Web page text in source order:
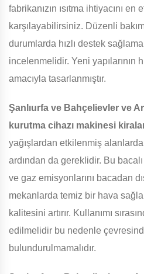
fabrikanızın ısıtma ihtiyacını en
karşılayabilirsiniz. Düzenli
durumlarda hızlı destek
incelenmelidir. Yeni yapılarının
amacıyla tasarlanmıştır.
Şanlıurfa ve Bahçelievler ve
kurutma cihazı makinesi
yağışlardan etkilenmiş alanlarda
ardından da gereklidir. Bu
ve gaz emisyonlarını bacadan
mekanlarda temiz bir hava
kalitesini artırır. Kullanımı
edilmelidir bu nedenle
bulundurulmamalıdır.